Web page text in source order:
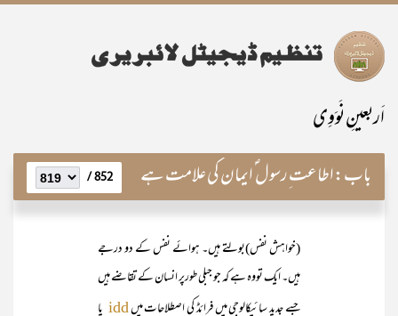
اَربعینِ نَوَوِی
باب:اطاعت ِرسول ؐ ایمان کی علامت ہے 852 /
(خواہش نفس)بولتے ہیں۔ ہوائے نفس کے دو درجے
ہیں۔ ایک تووہ ہے کہ جو جبلی طورپر انسان کے تقاضے ہیں
جسے جدید سائیکالوجی میں فرائڈ کی اصطلاحات میںidd یا